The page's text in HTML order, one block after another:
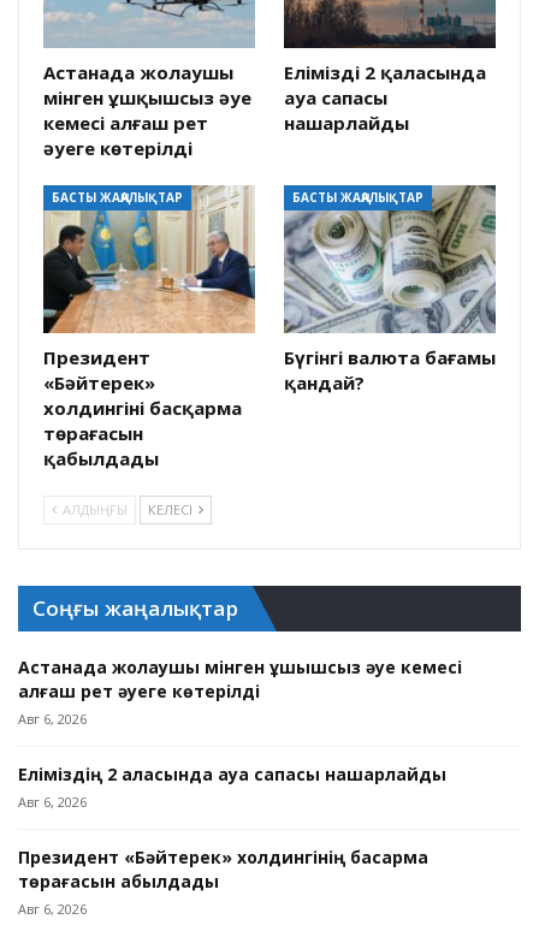
Астанада жолаушы
мінген ұшқышсыз әуе
кемесі алғаш рет
әуеге көтерілді
Еліміздің 2 қаласында
ауа сапасы
нашарлайды
БАСТЫ ЖАҢАЛЫҚТАР
Президент
«Бәйтерек»
холдингінің басқарма
төрағасын
қабылдады
БАСТЫ ЖАҢАЛЫҚТАР
Бүгінгі валюта бағамы
қандай?
АЛДЫҢҒЫ КЕЛЕСІ
Соңғы жаңалықтар
Астанада жолаушы мінген ұшқышсыз әуе кемесі
алғаш рет әуеге көтерілді
Авг 6, 2026
Еліміздің 2 қаласында ауа сапасы нашарлайды
Авг 6, 2026
Президент «Бәйтерек» холдингінің басқарма
төрағасын қабылдады
Авг 6, 2026